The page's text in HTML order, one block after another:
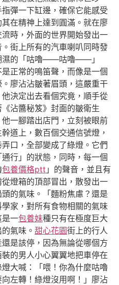
彈一下缸邊，確保它能感受
在精神上達到圓滿。就在廖
時，外面的世界開始發出一
街上所有的汽車喇叭同時發
濕的「咕嚕——咕嚕——」
正常的鳴笛聲，而像是一個
廖沾沾皺著眉頭，這嚴重干
決定出去看個究竟，順手從
沾醬秘笈》封面的皺衛生
一腳踏出店門，立刻被眼前
道上，數百個交通信號燈，
口，全部變成了綠燈。它們
行」的狀態，同時，每一個
包養價格ptt 」的聲音，並且有
燈箱的頂部冒出，散發出一
的氣味。「麵粉焦慮？還是
家，對所有食物相關的氣味
是一包養妹種只有在極度巨大
氣味。 甜心花園街上的行人
是該停，因為無論從哪個方
的男人小心翼翼地把車停在
大喊：「喂！你為什麼咕嚕
左轉！綠燈沒用啊！」廖沾